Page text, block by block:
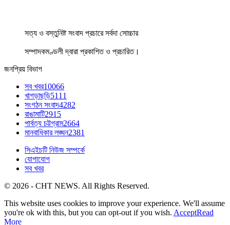
সত্য ও বস্তুনিষ্ট সংবাদ প্রচারে সর্বদা সোচ্চার
সম্পাদকমণ্ডলী দ্বারা প্রকাশিত ও প্রচারিত।
জনপ্রিয় বিভাগ
সব খবর10066
খাগড়াছড়ি5111
সংগঠন সংবাদ4282
রাঙামাটি2915
পার্বত্য চট্টগ্রাম2664
মানবাধিকার লঙ্ঘন2381
সিএইচটি নিউজ সম্পর্কে
যোগাযোগ
সব খবর
© 2026 - CHT NEWS. All Rights Reserved.
This website uses cookies to improve your experience. We'll assume
you're ok with this, but you can opt-out if you wish. AcceptRead
More